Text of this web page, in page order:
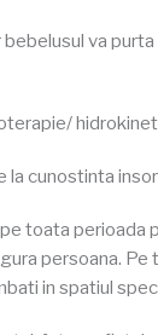
va
cunostinta
toata perioada
persoana.
in spatiul